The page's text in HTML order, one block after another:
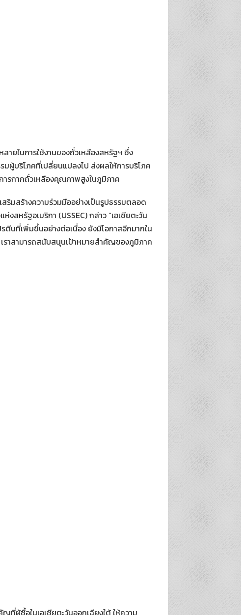
ยในการใช้งานของถั่วเหลืองสหรัฐฯ ซึ่ง
มผู้บริโภคที่เปลี่ยนแปลงไป ส่งผลให้การบริโภค
ารกากถั่วเหลืองคุณภาพสูงในภูมิภาค
ริมสร้างความร่วมมืออย่างเป็นรูปธรรมตลอด
สหรัฐอเมริกา (USSEC) กล่าว “เอเชียตะวัน
นที่เพิ่มขึ้นอย่างต่อเนื่อง ยังมีโอกาสอีกมากใน
ราสามารถสนับสนุนเป้าหมายสำคัญของภูมิภาค